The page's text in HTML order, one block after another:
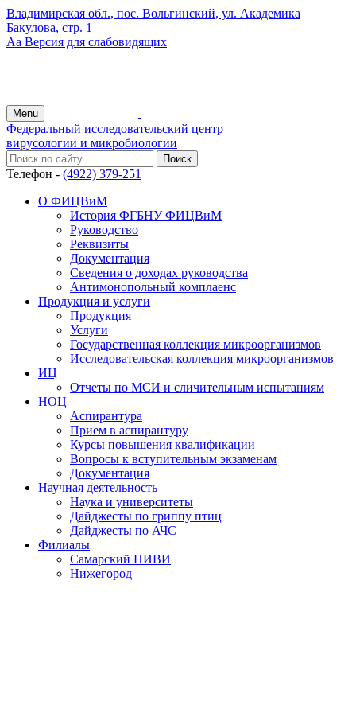
Владимирская обл., пос. Вольгинский, ул. Академика
Бакулова, стр. 1
Аа Версия для слабовидящих
Menu
Федеральный исследовательский центр
вирусологии и микробиологии
Телефон - (4922) 379-251
О ФИЦВиМ
История ФГБНУ ФИЦВиМ
Руководство
Реквизиты
Документация
Сведения о доходах руководства
Антимонопольный комплаенс
Продукция и услуги
Продукция
Услуги
Государственная коллекция микроорганизмов
Исследовательская коллекция микроорганизмов
ИЦ
Отчеты по МСИ и сличительным испытаниям
НОЦ
Аспирантура
Прием в аспирантуру
Курсы повышения квалификации
Вопросы к вступительным экзаменам
Документация
Научная деятельность
Наука и университеты
Дайджесты по гриппу птиц
Дайджесты по АЧС
Филиалы
Самарский НИВИ
Нижегород